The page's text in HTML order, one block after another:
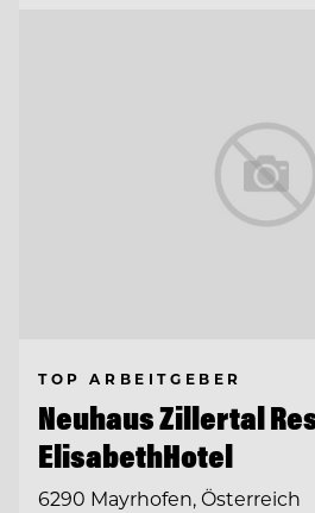
TOP ARBEITGEBER
Neuhaus Zillertal
ElisabethHotel
6290 Mayrhofen, Österreich